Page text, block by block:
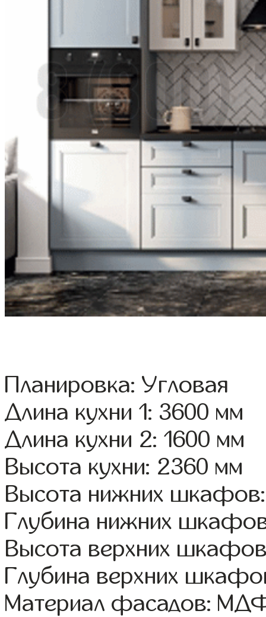
Планировка: Угловая
Длина кухни 1: 3600 мм
Длина кухни 2: 1600 мм
Высота кухни: 2360 мм
Высота нижних
Глубина нижних
Высота верхних
Глубина верхних
Материал фасадов: